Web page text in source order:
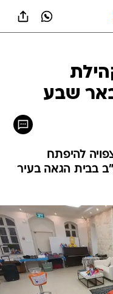
שבע
להיפתח
בבית הגאה בעיר